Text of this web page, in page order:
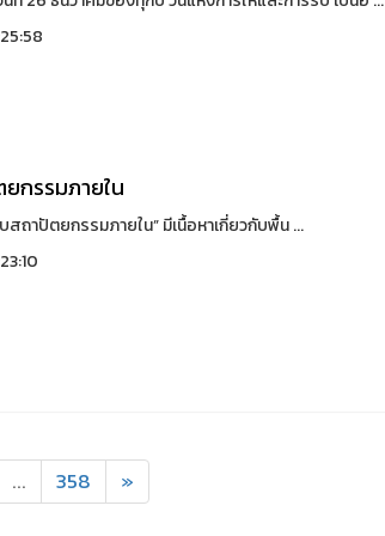
กรรมภายใน
าปัตยกรรมภายใน” มีเนื้อหาเกี่ยวกับพื้น ...
... 358 »